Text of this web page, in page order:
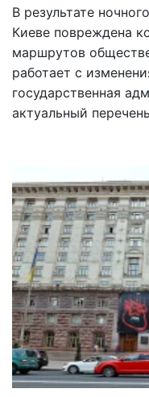
В результате
Киеве повреждена
маршрутов
работает с
государственная
актуальный